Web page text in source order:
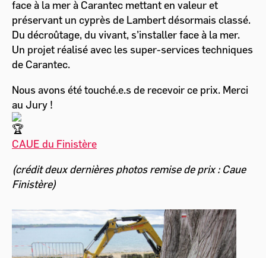
face à la mer à Carantec mettant en valeur et
préservant un cyprès de Lambert désormais classé.
Du décroûtage, du vivant, s’installer face à la mer.
Un projet réalisé avec les super-services techniques
de Carantec.
Nous avons été touché.e.s de recevoir ce prix. Merci
au Jury !
CAUE du Finistère
(crédit deux dernières photos remise de prix : Caue
Finistère)